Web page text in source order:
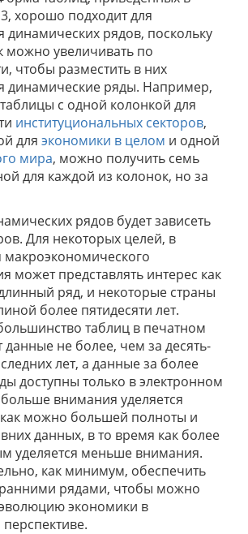
хорошо подходит для
динамических рядов, поскольку
можно увеличивать по
чтобы разместить в них
динамические ряды. Например,
с одной колонкой для
институциональных секторов,
для экономики в целом и одной
мира, можно получить семь
для каждой из колонок, но за
рядов будет зависеть
Для некоторых целей, в
макроэкономического
может представлять интерес как
ряд, и некоторые страны
более пятидесяти лет.
таблиц в печатном
данные не более, чем за десять-
лет, а данные за более
доступны только в электронном
внимания уделяется
можно большей полноты и
данных, в то время как более
уделяется меньше внимания.
как минимум, обеспечить
ранними рядами, чтобы можно
экономики в